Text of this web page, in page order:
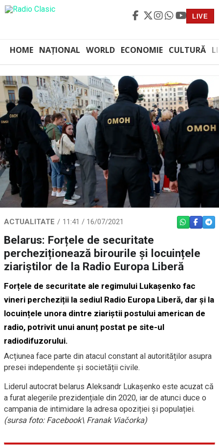
LIVE
HOME NAȚIONAL WORLD ECONOMIE CULTURĂ
ACTUALITATE 11:41 / 16/07/2021 WHATSAPP
Belarus: Forțele de securitate
percheziționează birourile și locuințele
ziariștilor de la Radio Europa Liberă
Forțele de securitate ale regimului Lukașenko fac
vineri percheziții la sediul Radio Europa Liberă, dar și la
locuințele unora dintre ziariștii postului american de
radio, potrivit unui anunț postat pe site-ul
radiodifuzorului.
Acțiunea face parte din atacul constant al autorităților asupra
presei independente și societății civile.
Liderul autocrat belarus Aleksandr Lukașenko este acuzat că
a furat alegerile prezidențiale din 2020, iar de atunci duce o
campania de intimidare la adresa opoziției și populației.
(sursa foto: Facebook\ Franak Viačorka)